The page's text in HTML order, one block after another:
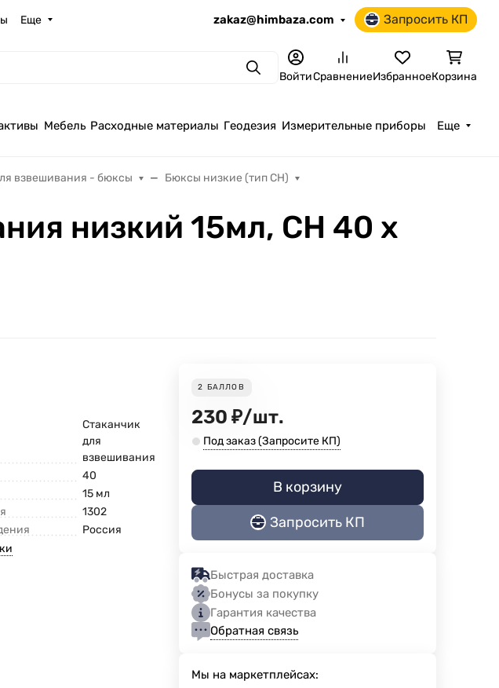
Еще zakaz@himbaza.com Запросить КП
ПоискВойтиСравнениеИзбранноеКорзина
Мебель Расходные материалы Геодезия Измерительные приборы Еще
взвешивания - бюксы
Бюксы низкие (тип СН)
низкий 15мл, СН 40 х
Стаканчик
для
взвешивания
40
15 мл
1302
Россия
2 БАЛЛОВ
230 ₽/шт.
Под заказ (Запросите КП)
В корзину
Запросить КП
Быстрая доставка
Бонусы за покупку
Гарантия качества
Обратная связь
Мы на маркетплейсах: